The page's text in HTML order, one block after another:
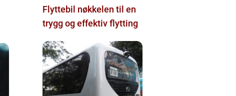
Flyttebil nøkkelen til en
trygg og effektiv flytting